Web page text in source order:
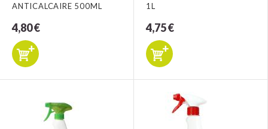
ANTICALCAIRE 500ML
4,80 €
1L
4,75 €